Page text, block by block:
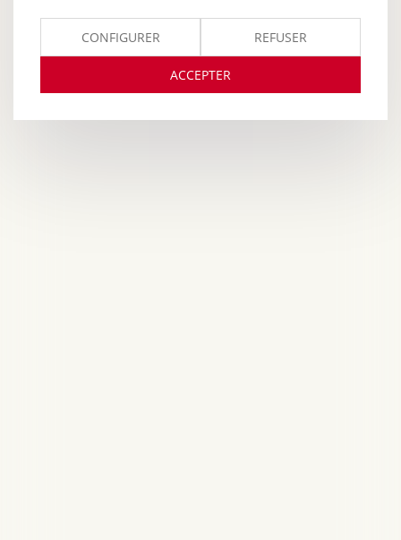
CONFIGURER REFUSER
ACCEPTER